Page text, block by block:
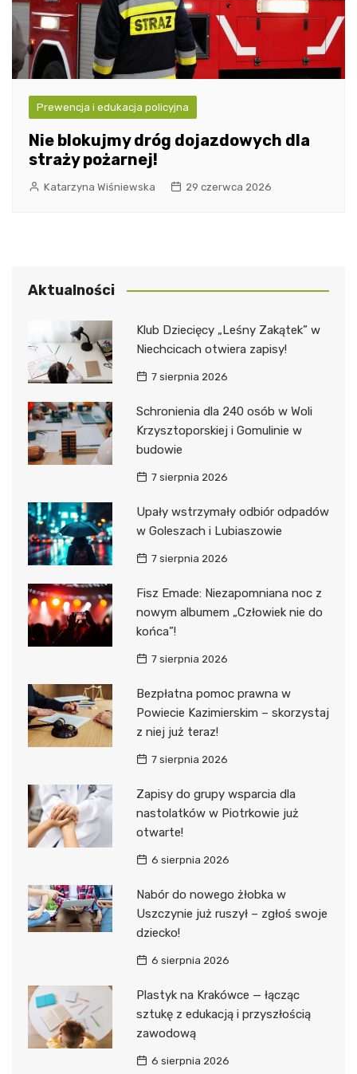
Prewencja i edukacja policyjna
Nie blokujmy dróg dojazdowych dla
straży pożarnej!
Katarzyna Wiśniewska 29 czerwca 2026
Aktualności
Klub Dziecięcy „Leśny Zakątek” w
Niechcicach otwiera zapisy!
7 sierpnia 2026
Schronienia dla 240 osób w Woli
Krzysztoporskiej i Gomulinie w
budowie
7 sierpnia 2026
Upały wstrzymały odbiór odpadów
w Goleszach i Lubiaszowie
7 sierpnia 2026
Fisz Emade: Niezapomniana noc z
nowym albumem „Człowiek nie do
końca”!
7 sierpnia 2026
Bezpłatna pomoc prawna w
Powiecie Kazimierskim – skorzystaj
z niej już teraz!
7 sierpnia 2026
Zapisy do grupy wsparcia dla
nastolatków w Piotrkowie już
otwarte!
6 sierpnia 2026
Nabór do nowego żłobka w
Uszczynie już ruszył – zgłoś swoje
dziecko!
6 sierpnia 2026
Plastyk na Krakówce — łącząc
sztukę z edukacją i przyszłością
zawodową
6 sierpnia 2026